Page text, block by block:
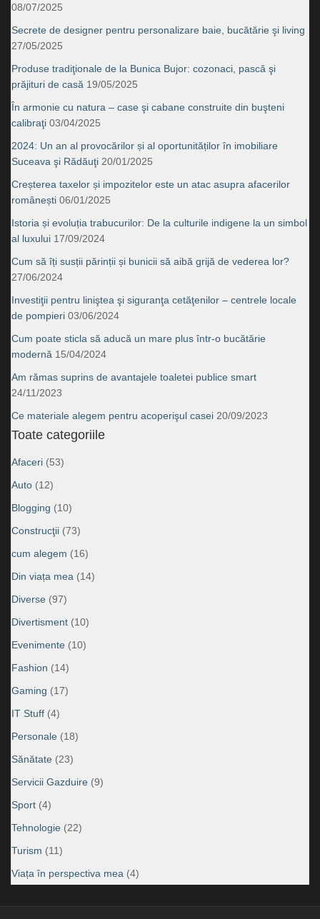
08/07/2025
Secrete de designer pentru personalizare baie, bucătărie şi living
27/05/2025
Produse tradiţionale de la Bunica Bujor: cozonaci, pască şi
prăjituri de casă 19/05/2025
În armonie cu natura – case şi cabane construite din buşteni
calibraţi 03/04/2025
2024: Un an al provocărilor și al oportunităților în imobiliare
Suceava şi Rădăuţi 20/01/2025
Creșterea taxelor și impozitelor este un atac asupra afacerilor
românești 06/01/2025
Istoria și evoluția trabucurilor: De la culturile indigene la un simbol
al luxului 17/09/2024
Cum să îți susții părinții și bunicii să aibă grijă de vederea lor?
27/06/2024
Investiţii pentru liniştea şi siguranţa cetăţenilor – centrele locale
de pompieri 03/06/2024
Cum poate sticla să aducă un mare plus într-o bucătărie
modernă 15/04/2024
Am rămas suprins de avantajele toaletei publice smart
24/11/2023
Ce materiale alegem pentru acoperişul casei 20/09/2023
Toate categoriile
Afaceri (53)
Auto (12)
Blogging (10)
Construcţii (73)
cum alegem (16)
Din viața mea (14)
Diverse (97)
Divertisment (10)
Evenimente (10)
Fashion (14)
Gaming (17)
IT Stuff (4)
Personale (18)
Sănătate (23)
Servicii Gazduire (9)
Sport (4)
Tehnologie (22)
Turism (11)
Viața în perspectiva mea (4)